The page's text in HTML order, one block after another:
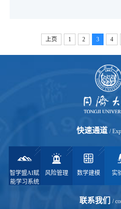
精神，推进党纪学习教育走
在心 忠诚担当践之于行” 党
党委组织部副部长杨秋华，
副部长、学生处副处长王小
记李静茹、党委副书记方璐
上页 1 2 3 4
快速通道 /
智学盟AI赋
能学习系统
风险管理 数学建模 实
联系我们 /